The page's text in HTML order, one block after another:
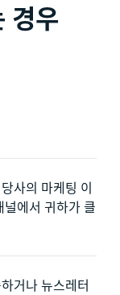
경우
사의 마케팅 이
에서 귀하가 클
거나 뉴스레터